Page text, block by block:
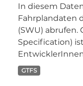
In diesem
Fahrplandaten
(SWU) abrufen.
Specification)
GTFS